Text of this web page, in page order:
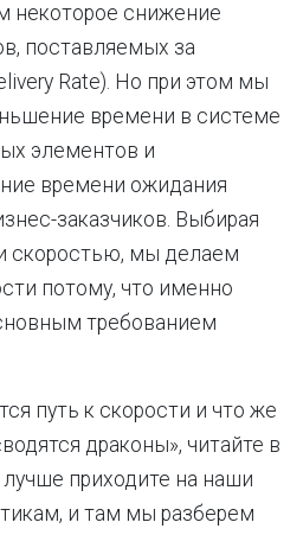
некоторое снижение
поставляемых за
Rate). Но при этом мы
времени в системе
элементов и
времени ожидания
заказчиков. Выбирая
скоростью, мы делаем
потому, что именно
требованием
путь к скорости и что же
драконы», читайте в
приходите на наши
и там мы разберем